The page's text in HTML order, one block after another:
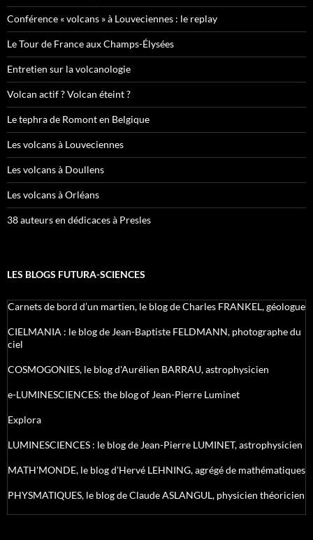
Conférence « volcans » à Louveciennes : le replay
Le Tour de France aux Champs-Élysées
Entretien sur la volcanologie
Volcan actif ? Volcan éteint ?
Le tephra de Romont en Belgique
Les volcans à Louveciennes
Les volcans à Doullens
Les volcans à Orléans
38 auteurs en dédicaces à Presles
LES BLOGS FUTURA-SCIENCES
Carnets de bord d’un martien, le blog de Charles FRANKEL, géologue
CIELMANIA : le blog de Jean-Baptiste FELDMANN, photographe du
ciel
COSMOGONIES, le blog d'Aurélien BARRAU, astrophysicien
e-LUMINESCIENCES: the blog of Jean-Pierre Luminet
Explora
LUMINESCIENCES : le blog de Jean-Pierre LUMINET, astrophysicien
MATH'MONDE, le blog d'Hervé LEHNING, agrégé de mathématiques
PHYSMATIQUES, le blog de Claude ASLANGUL, physicien théoricien